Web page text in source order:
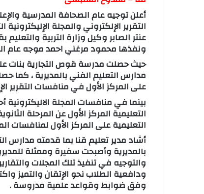
أعلن توجيه عام الصحافة المدرسية
التقرير الإلكتروني والمجلة
عنتر الصابر وكيل وزارة التربية
ونفذها محمود مرغني احمد موجه عام
حيث حصلت مدرسة قوص التجارية بنات
مدارس التعليم الفني بالمديرية ، كما
على المركز الأول في منافسات التقرير
بينما في منافسات المجلة الاليكترونية
التعليمية المركز الأول عن المرحلة
التعليمية على المركز الأول لمنافسات
أشاد مدير تعليم قنا بما قدمته مدارس
بالمديرية وأصبحت سفيرة وممثلة
والتوجيه في تنفيذ تلك المجلات
ودافعية الطلاب نحو الإتقان والتميز
وفق ضوابط وقواعد علمية مدروسة .